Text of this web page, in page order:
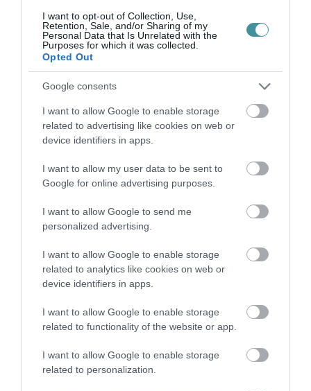
I want to opt-out of Collection, Use,
Retention, Sale, and/or Sharing of my
Personal Data that Is Unrelated with the
Purposes for which it was collected.
Opted Out
Google consents
I want to allow Google to enable storage
related to advertising like cookies on web or
device identifiers in apps.
I want to allow my user data to be sent to
Google for online advertising purposes.
I want to allow Google to send me
personalized advertising.
I want to allow Google to enable storage
related to analytics like cookies on web or
device identifiers in apps.
I want to allow Google to enable storage
related to functionality of the website or app.
I want to allow Google to enable storage
related to personalization.
TÍZ ÉVE NEM VOLT ILYEN ALACSONY AZ
2026. augusztus 07|Mindenki ügye
MINDHÁROM ÜTEMBEN DOLGOZNAK A 25-
ÖS FŐÚTON EGERBEN
2026. augusztus 07
HALMENTÉS SZARVASKŐNÉL: ŐSHONOS
ÉS VÉDETT HALAKAT MENTETT...